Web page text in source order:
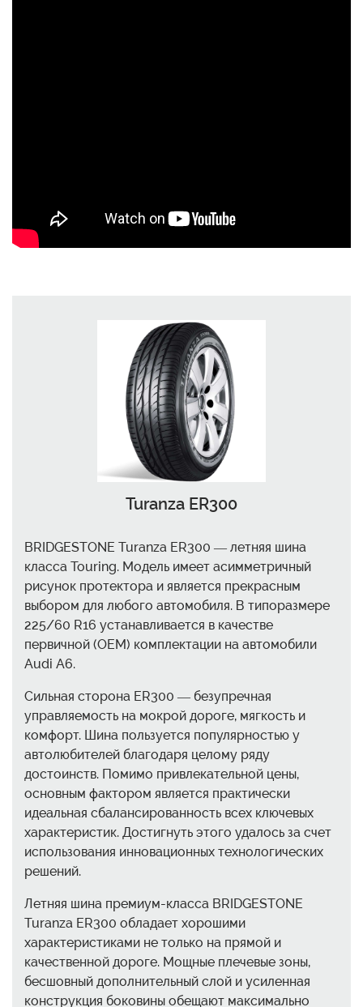
Turanza ER300
BRIDGESTONE Turanza ER300 — летняя шина
класса Touring. Модель имеет асимметричный
рисунок протектора и является прекрасным
выбором для любого автомобиля. В типоразмере
225/60 R16 устанавливается в качестве
первичной (OEM) комплектации на автомобили
Audi A6.
Сильная сторона ER300 — безупречная
управляемость на мокрой дороге, мягкость и
комфорт. Шина пользуется популярностью у
автолюбителей благодаря целому ряду
достоинств. Помимо привлекательной цены,
основным фактором является практически
идеальная сбалансированность всех ключевых
характеристик. Достигнуть этого удалось за счет
использования инновационных технологических
решений.
Летняя шина премиум-класса BRIDGESTONE
Turanza ER300 обладает хорошими
характеристиками не только на прямой и
качественной дороге. Мощные плечевые зоны,
бесшовный дополнительный слой и усиленная
конструкция боковины обещают максимально